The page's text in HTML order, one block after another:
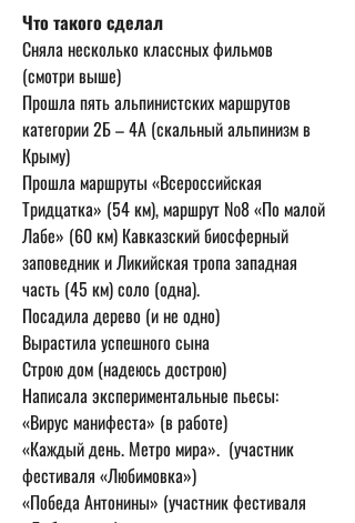
Что такого сделал
Сняла несколько классных фильмов
(смотри выше)
Прошла пять альпинистских маршрутов
категории 2Б – 4А (скальный альпинизм в
Крыму)
Прошла маршруты «Всероссийская
Тридцатка» (54 км), маршрут №8 «По малой
Лабе» (60 км) Кавказский биосферный
заповедник и Ликийская тропа западная
часть (45 км) соло (одна).
Посадила дерево (и не одно)
Вырастила успешного сына
Строю дом (надеюсь дострою)
Написала экспериментальные пьесы:
«Вирус манифеста» (в работе)
«Каждый день. Метро мира».  (участник
фестиваля «Любимовка»)
«Победа Антонины» (участник фестиваля